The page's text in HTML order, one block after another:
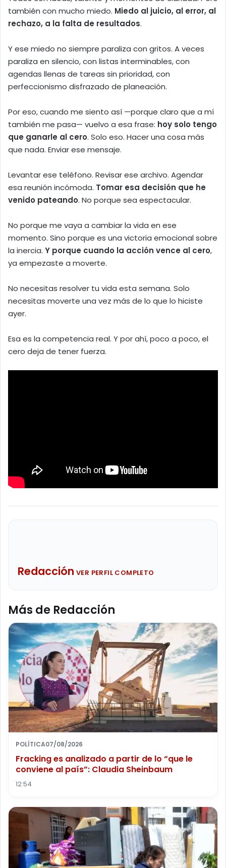
también con mucho miedo. Miedo al juicio, al error, al
rechazo, a la falta de resultados.
Y ese miedo no siempre paraliza con gritos. A veces
paraliza en silencio, con listas interminables, con
agendas llenas de tareas sin prioridad, con
perfeccionismo disfrazado de planeación.
Por eso, cuando me siento así —porque claro que a mí
también me pasa— vuelvo a esa frase: hoy solo tengo
que ganarle al cero. Solo eso. Hacer una cosa más
que nada. Enviar ese mensaje.
Levantar ese teléfono. Revisar ese archivo. Agendar
esa reunión incómoda. Tomar esa decisión que he
venido pateando. No porque sea espectacular.
No porque me vaya a cambiar la vida en ese
momento. Sino porque es una victoria emocional sobre
la inercia. Y porque cuando la acción vence al cero,
ya empezaste a moverte.
No necesitas resolver tu vida esta semana. Solo
necesitas moverte una vez más de lo que lo hiciste
ayer.
Esa es la competencia real. Y por ahí, poco a poco, el
cero deja de tener fuerza.
Redacción VER PERFIL COMPLETO
Más de Redacción
POLÍTICA07/08/2026
Fracking es analizado a partir de lo “que le
conviene al país”: Claudia Sheinbaum
12:54